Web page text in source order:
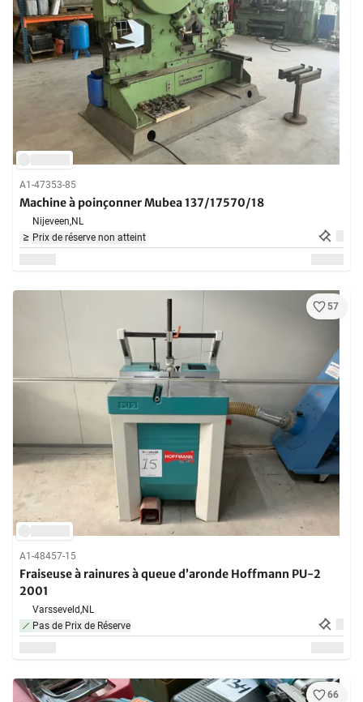
A1-47353-85
Machine à poinçonner Mubea 137/17570/18
Nijeveen,NL
Prix de réserve non atteint
57
A1-48457-15
Fraiseuse à rainures à queue d’aronde Hoffmann PU-2
2001
Varsseveld,NL
Pas de Prix de Réserve
66